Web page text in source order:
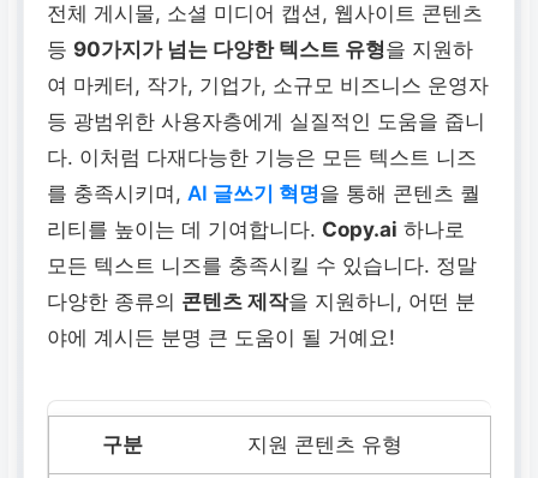
전체 게시물, 소셜 미디어 캡션, 웹사이트 콘텐츠
등 90가지가 넘는 다양한 텍스트 유형을 지원하
여 마케터, 작가, 기업가, 소규모 비즈니스 운영자
등 광범위한 사용자층에게 실질적인 도움을 줍니
다. 이처럼 다재다능한 기능은 모든 텍스트 니즈
를 충족시키며,AI 글쓰기 혁명을 통해 콘텐츠 퀄
리티를 높이는 데 기여합니다. Copy.ai 하나로
모든 텍스트 니즈를 충족시킬 수 있습니다. 정말
다양한 종류의 콘텐츠 제작을 지원하니, 어떤 분
야에 계시든 분명 큰 도움이 될 거예요!
지원 콘텐츠 유형